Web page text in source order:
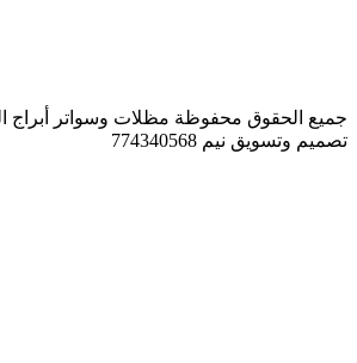
جميع الحقوق محفوظة مظلات وسواتر أبراج الرياض -
تصميم وتسويق نيم 774340568